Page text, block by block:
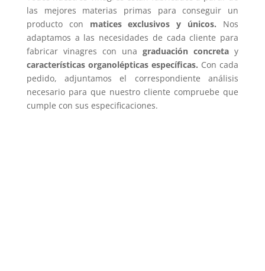
las mejores materias primas para conseguir un
producto con matices exclusivos y únicos. Nos
adaptamos a las necesidades de cada cliente para
fabricar vinagres con unagraduación concreta y
características organolépticas específicas. Con cada
pedido, adjuntamos el correspondiente análisis
necesario para que nuestro cliente compruebe que
cumple con sus especificaciones.